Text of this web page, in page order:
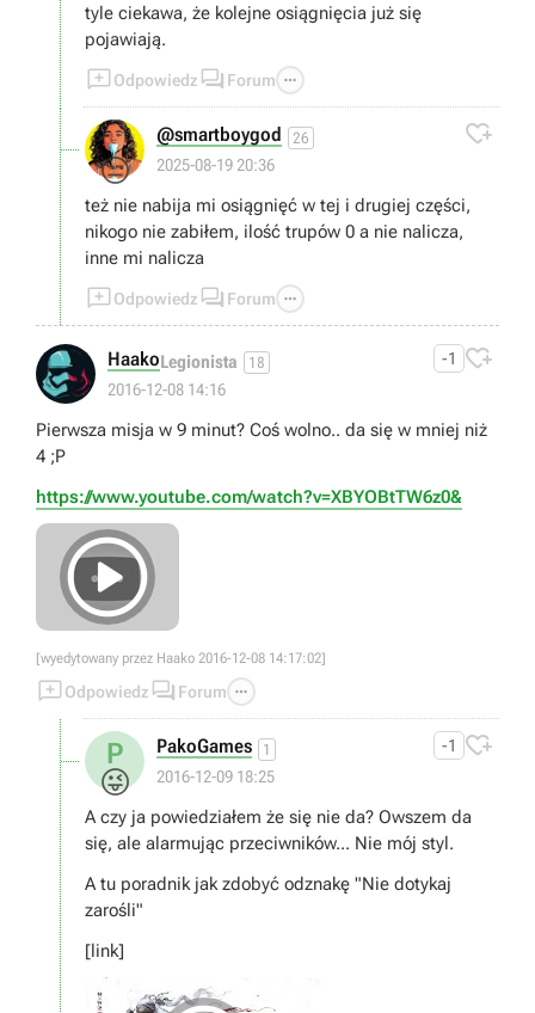
tyle ciekawa, że kolejne osiągnięcia już się
pojawiają.
Odpowiedz  Forum 
😒
@smartboygod 26
2025-08-19 20:36

też nie nabija mi osiągnięć w tej i drugiej części,
nikogo nie zabiłem, ilość trupów 0 a nie nalicza,
inne mi nalicza
Odpowiedz  Forum 
HaakoLegionista 18
2016-12-08 14:16
-1 
Pierwsza misja w 9 minut? Coś wolno.. da się w mniej niż
4 ;P
https://www.youtube.com/watch?v=XBYOBtTW6z0&

[wyedytowany przez Haako 2016-12-08 14:17:02]
Odpowiedz  Forum 
P
😜
PakoGames 1
2016-12-09 18:25
-1 
A czy ja powiedziałem że się nie da? Owszem da
się, ale alarmując przeciwników... Nie mój styl.
A tu poradnik jak zdobyć odznakę "Nie dotykaj
zarośli"
[link]